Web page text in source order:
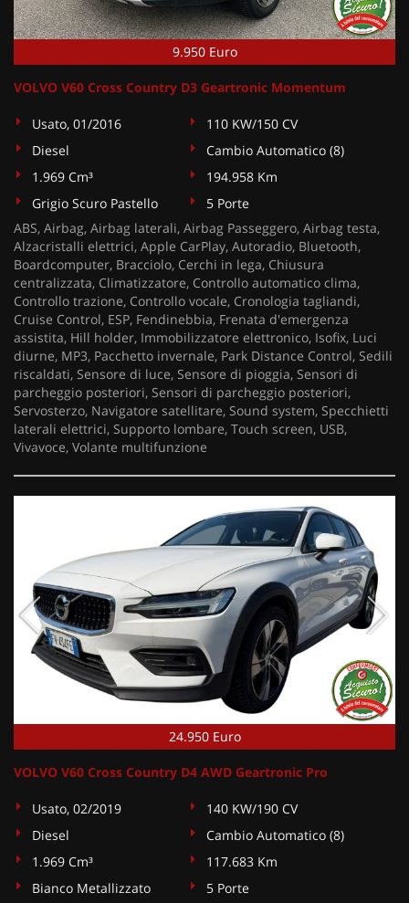
9.950 Euro
VOLVO V60 Cross Country D3 Geartronic Momentum
Usato, 01/2016
110 KW/150 CV
Diesel
Cambio Automatico (8)
1.969 Cm³
194.958 Km
Grigio Scuro Pastello
5 Porte
ABS, Airbag, Airbag laterali, Airbag Passeggero, Airbag testa,
Alzacristalli elettrici, Apple CarPlay, Autoradio, Bluetooth,
Boardcomputer, Bracciolo, Cerchi in lega, Chiusura
centralizzata, Climatizzatore, Controllo automatico clima,
Controllo trazione, Controllo vocale, Cronologia tagliandi,
Cruise Control, ESP, Fendinebbia, Frenata d'emergenza
assistita, Hill holder, Immobilizzatore elettronico, Isofix, Luci
diurne, MP3, Pacchetto invernale, Park Distance Control, Sedili
riscaldati, Sensore di luce, Sensore di pioggia, Sensori di
parcheggio posteriori, Sensori di parcheggio posteriori,
Servosterzo, Navigatore satellitare, Sound system, Specchietti
laterali elettrici, Supporto lombare, Touch screen, USB,
Vivavoce, Volante multifunzione
24.950 Euro
VOLVO V60 Cross Country D4 AWD Geartronic Pro
Usato, 02/2019
140 KW/190 CV
Diesel
Cambio Automatico (8)
1.969 Cm³
117.683 Km
Bianco Metallizzato
5 Porte